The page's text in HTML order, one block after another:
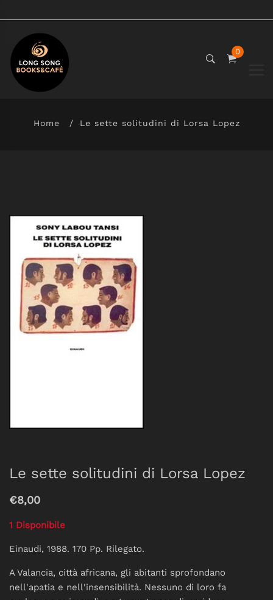
0
Home Le sette solitudini di Lorsa Lopez
Le sette solitudini di Lorsa Lopez
€8,00
1 Disponibile
Einaudi, 1988. 170 Pp. Rilegato.
A Valancia, città africana, gli abitanti sprofondano
nell'apatia e nell'insensibilità. Nessuno di loro fa